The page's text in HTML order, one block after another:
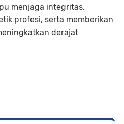
menjaga integritas,
profesi, serta memberikan
derajat